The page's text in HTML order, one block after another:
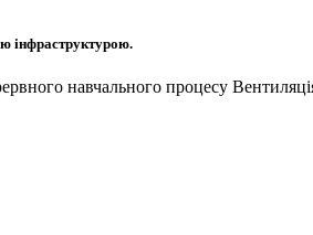
інфраструктурою.
навчального процесу